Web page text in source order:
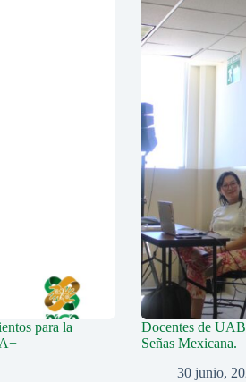
para la
Docentes de
Señas Mexicana.
30 junio,